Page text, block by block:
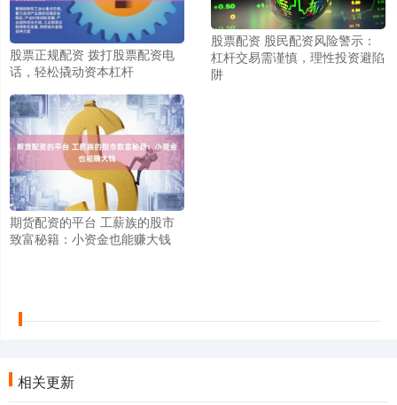
股票正规配资 拨打股票配资电
话，轻松撬动资本杠杆
股票配资 股民配资风险警示：
杠杆交易需谨慎，理性投资避陷
阱
期货配资的平台 工薪族的股市
致富秘籍：小资金也能赚大钱
相关更新